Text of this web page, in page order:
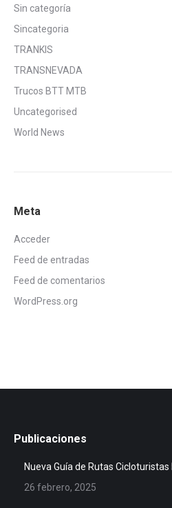
Sin categoría
Sincategoria
TRANKIS
TRANSNEVADA
Trucos BTT MTB
Uncategorised
World News
Meta
Acceder
Feed de entradas
Feed de comentarios
WordPress.org
Publicaciones
Nueva Guía de Rutas Cicloturistas
26 febrero, 2025